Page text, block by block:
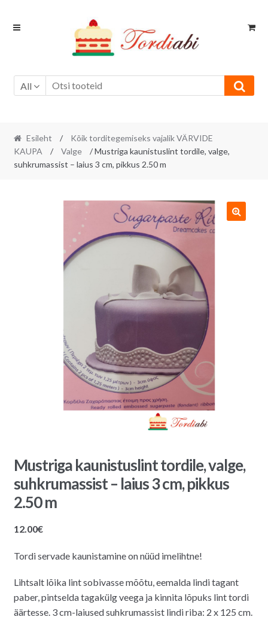
Skip
Skip
All
Esileht /
Kõik torditegemiseks vajalik VÄRVIDE
KAUPA
/ Valge
/ Mustriga kaunistuslint tordile, valge,
suhkrumassist – laius 3 cm, pikkus 2.50 m
Mustriga kaunistuslint tordile, valge,
suhkrumassist – laius 3 cm, pikkus
2.50 m
12.00€
Tordi servade kaunistamine on nüüd imelihtne!
Lihtsalt lõika lint sobivasse mõõtu, eemalda lindi tagant
paber, pintselda tagakülg veega ja kinnita lõpuks lint tordi
äärtesse. 3 cm-laiused suhkrumassist lindi riba: 2 x 125 cm.